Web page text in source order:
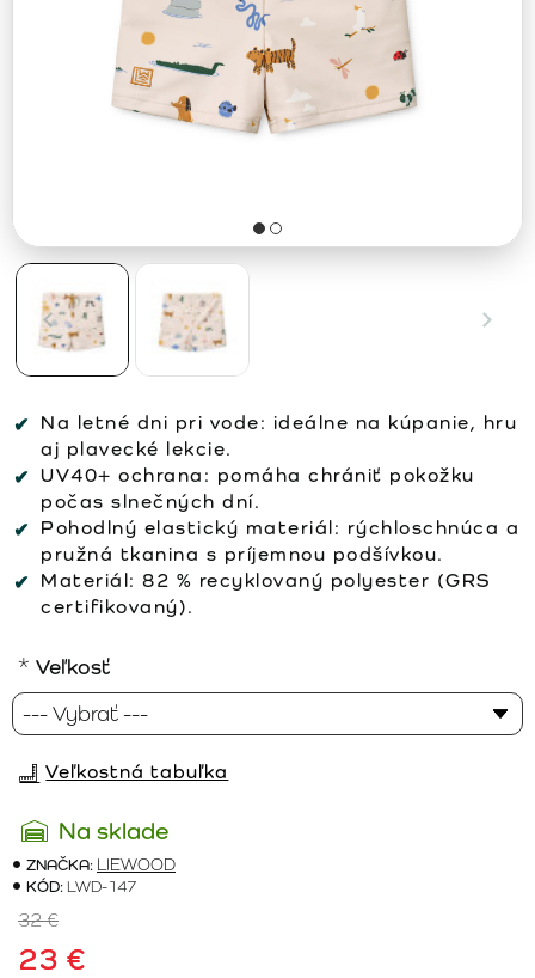
Na letné dni pri vode: ideálne na kúpanie, hru
aj plavecké lekcie.
UV40+ ochrana: pomáha chrániť pokožku
počas slnečných dní.
Pohodlný elastický materiál: rýchloschnúca a
pružná tkanina s príjemnou podšívkou.
Materiál: 82 % recyklovaný polyester (GRS
certifikovaný).
Na sklade
ZNAČKA: LIEWOOD
KÓD: LWD-147
23 €
32 €
Veľkosť
Veľkostná tabuľka